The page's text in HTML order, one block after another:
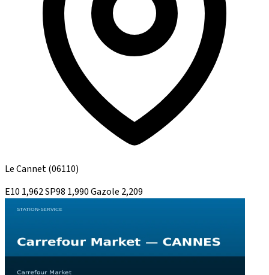
Le Cannet(06110)
E10 1,962SP98 1,990Gazole 2,209